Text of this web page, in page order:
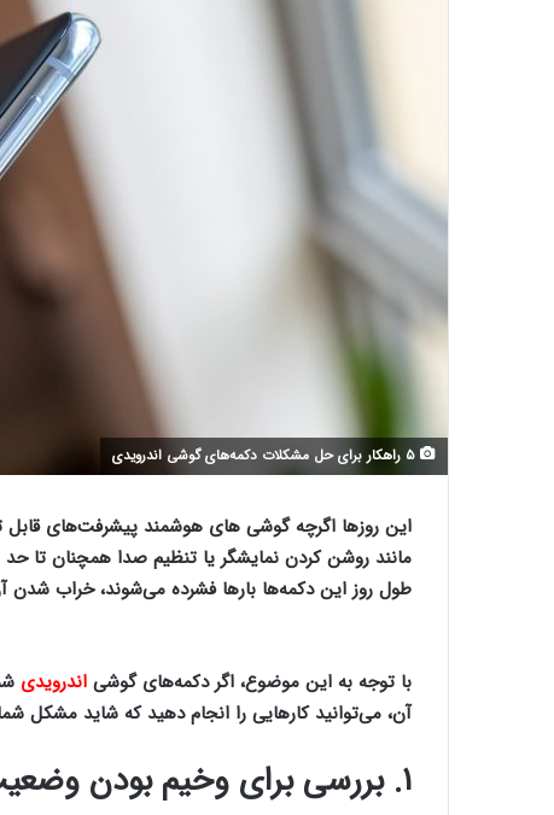
این روزها اگرچه گوشی های هوشمند پیشرفت‌های قابل
مانند روشن کردن نمایشگر یا تنظیم صدا همچنان تا حد
طول روز این دکمه‌ها بارها فشرده می‌شوند، خراب شدن
با توجه به این موضوع، اگر دکمه‌های گوشی اندرویدی
آن، می‌توانید کارهایی را انجام دهید که شاید مشکل
۱. بررسی برای وخیم بودن وضعیت